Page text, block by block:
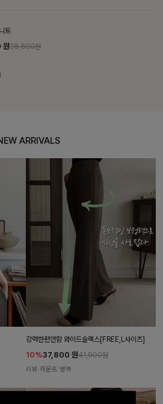
트
원28,600원
ARRIVALS
강력한편안함 와이드슬랙스[FREE,L사이즈]
10%37,800 원41,900원
리뷰 카운트 영역